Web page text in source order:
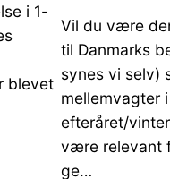
i 1-
blevet
Vil du være
til Danmarks
synes vi selv)
mellemvagter
efteråret/
være relevant
ge…